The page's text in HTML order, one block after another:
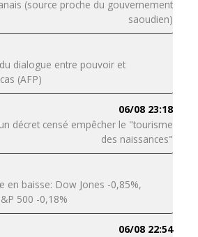
(source proche du gouvernement
saoudien)
dialogue entre pouvoir et
(AFP)
06/08 23:18
décret censé empêcher le "tourisme
des naissances"
en baisse: Dow Jones -0,85%,
500 -0,18%
06/08 22:54